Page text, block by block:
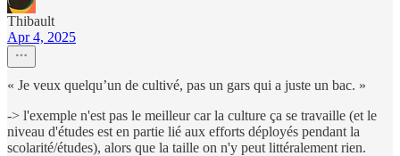
Thibault
Apr 4, 2025
« Je veux quelqu’un de cultivé, pas un gars qui a juste un bac. »
-> l'exemple n'est pas le meilleur car la culture ça se travaille (et le
niveau d'études est en partie lié aux efforts déployés pendant la
scolarité/études), alors que la taille on n'y peut littéralement rien.